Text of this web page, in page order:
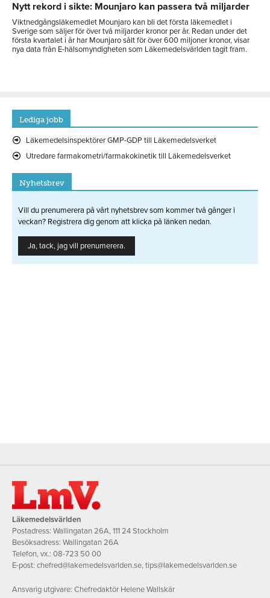
Nytt rekord i sikte: Mounjaro kan passera två miljarder
Viktnedgångsläkemedlet Mounjaro kan bli det första läkemedlet i
Sverige som säljer för över två miljarder kronor per år. Redan under det
första kvartalet i år har Mounjaro sålt för över 600 miljoner kronor, visar
nya data från E-hälsomyndigheten som Läkemedelsvärlden tagit fram.
Lediga jobb
Läkemedelsinspektörer GMP-GDP till Läkemedelsverket
Utredare farmakometri/farmakokinetik till Läkemedelsverket
Nyhetsbrev
Vill du prenumerera på vårt nyhetsbrev som kommer två gånger i
veckan? Registrera dig genom att klicka på länken nedan.
Ja, tack, jag vill prenumerera.
Läkemedelsvärlden
Postadress: Wallingatan 26A, 111 24 Stockholm
Besöksadress: Wallingatan 26A
Telefon, vx.: 08-723 50 00
E-post: chefred@lakemedelsvarlden.se,tips@lakemedelsvarlden.se
Ansvarig utgivare: Chefredaktör Helene Wallskär